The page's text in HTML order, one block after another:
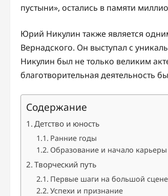
пустыни», остались в памяти
Юрий Никулин также является
Вернадского. Он выступал с
Никулин был не только великим
благотворительная деятельность
Содержание
Детство и юность
Ранние годы
Образование и начало карьеры
Творческий путь
Первые шаги на большой сцене
Успехи и признание